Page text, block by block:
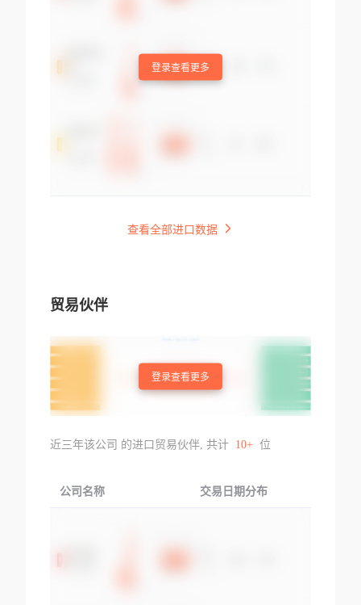
登录查看更多
查看全部进口数据
贸易伙伴
登录查看更多
近三年该公司 的进口贸易伙伴, 共计 10+ 位
公司名称 交易日期分布